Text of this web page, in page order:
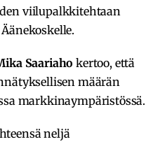
viilupalkkitehtaan
Saariaho kertoo, että
määrän
markkinaympäristössä.
neljä